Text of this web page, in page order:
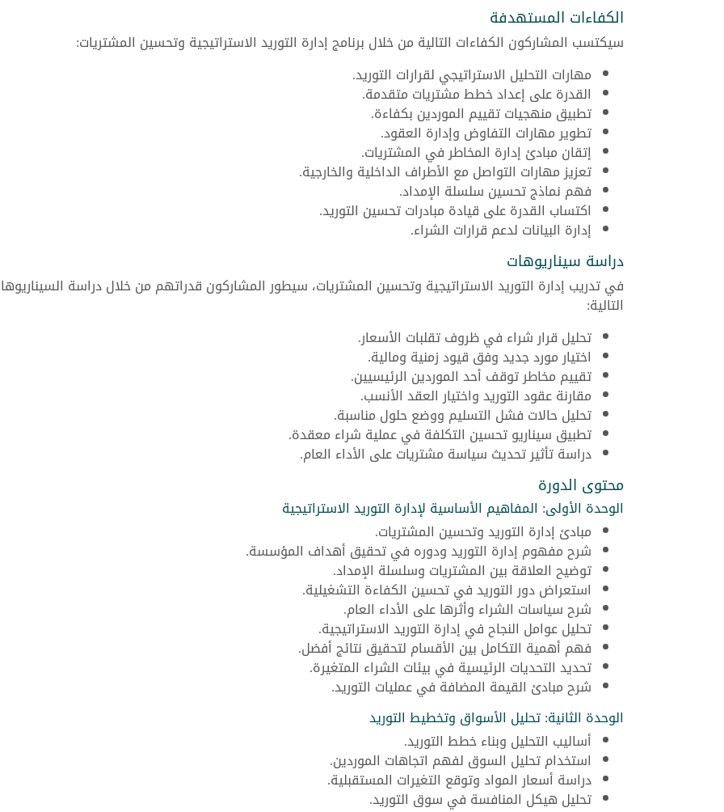
الكفاءات المستهدفة
سيكتسب المشاركون الكفاءات التالية من خلال برنامج إدارة التوريد الاستراتيجية وتحسين المشتريات:
مهارات التحليل الاستراتيجي لقرارات التوريد.
القدرة على إعداد خطط مشتريات متقدمة.
تطبيق منهجيات تقييم الموردين بكفاءة.
تطوير مهارات التفاوض وإدارة العقود.
إتقان مبادئ إدارة المخاطر في المشتريات.
تعزيز مهارات التواصل مع الأطراف الداخلية والخارجية.
فهم نماذج تحسين سلسلة الإمداد.
اكتساب القدرة على قيادة مبادرات تحسين التوريد.
إدارة البيانات لدعم قرارات الشراء.
دراسة سيناريوهات
في تدريب إدارة التوريد الاستراتيجية وتحسين المشتريات، سيطور المشاركون قدراتهم من خلال دراسة
التالية:
تحليل قرار شراء في ظروف تقلبات الأسعار.
اختيار مورد جديد وفق قيود زمنية ومالية.
تقييم مخاطر توقف أحد الموردين الرئيسيين.
مقارنة عقود التوريد واختيار العقد الأنسب.
تحليل حالات فشل التسليم ووضع حلول مناسبة.
تطبيق سيناريو تحسين التكلفة في عملية شراء معقدة.
دراسة تأثير تحديث سياسة مشتريات على الأداء العام.
محتوى الدورة
الوحدة الأولى: المفاهيم الأساسية لإدارة التوريد الاستراتيجية
مبادئ إدارة التوريد وتحسين المشتريات.
شرح مفهوم إدارة التوريد ودوره في تحقيق أهداف المؤسسة.
توضيح العلاقة بين المشتريات وسلسلة الإمداد.
استعراض دور التوريد في تحسين الكفاءة التشغيلية.
شرح سياسات الشراء وأثرها على الأداء العام.
تحليل عوامل النجاح في إدارة التوريد الاستراتيجية.
فهم أهمية التكامل بين الأقسام لتحقيق نتائج أفضل.
تحديد التحديات الرئيسية في بيئات الشراء المتغيرة.
شرح مبادئ القيمة المضافة في عمليات التوريد.
الوحدة الثانية: تحليل الأسواق وتخطيط التوريد
أساليب التحليل وبناء خطط التوريد.
استخدام تحليل السوق لفهم اتجاهات الموردين.
دراسة أسعار المواد وتوقع التغيرات المستقبلية.
تحليل هيكل المنافسة في سوق التوريد.